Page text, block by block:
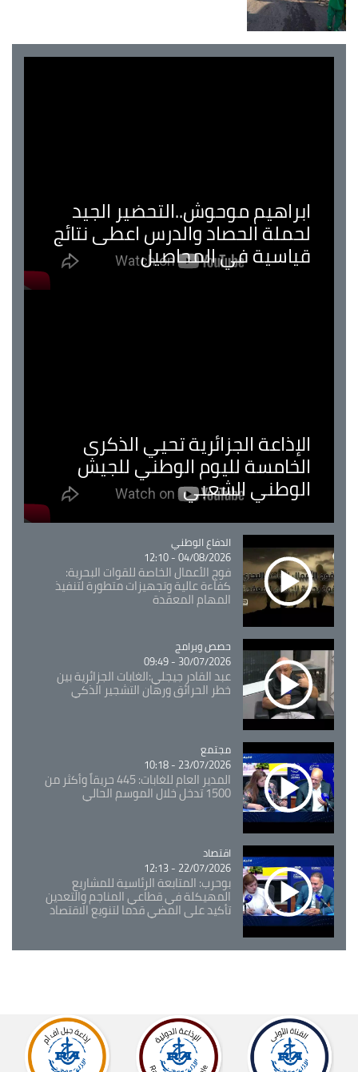
ابراهيم موحوش..التحضير الجيد
لحملة الحصاد والدرس اعطى نتائج
قياسية في المحاصيل
الإذاعة الجزائرية تحيي الذكرى
الخامسة لليوم الوطني للجيش
الوطني الشعبي
Catégorie
الدفاع الوطني
04/08/2026 - 12:10
فوج الأعمال الخاصة للقوات البحرية:
كفاءة عالية وتجهيزات متطورة لتنفيذ
المهام المعقدة
Catégorie
حصص وبرامج
30/07/2026 - 09:49
عبد القادر جيجلي:الغابات الجزائرية بين
خطر الحرائق ورهان التشجير الذكي
Catégorie
مجتمع
23/07/2026 - 10:18
المدير العام للغابات: 445 حريقاً وأكثر من
1500 تدخل خلال الموسم الحالي
Catégorie
اقتصاد
22/07/2026 - 12:13
بوحرب: المتابعة الرئاسية للمشاريع
المهيكلة في قطاعي المناجم والتعدين
تأكيد على المضي قدما لتنويع الاقتصاد